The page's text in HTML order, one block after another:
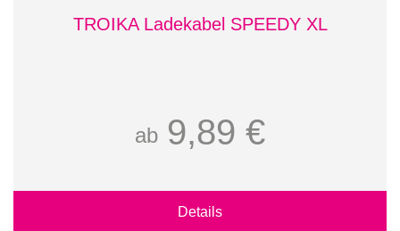
TROIKA Ladekabel SPEEDY XL
ab 9,89 €
Details